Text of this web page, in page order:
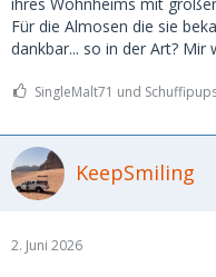
Die 18jährige, deren
mir noch nicht begegnet.
Ich hatte einige Zeit eine
möglich.
Für die Almosen die sie
dankbar... so in der Art? Mir
SingleMalt71 und
KeepSmiling
2. Juni 2026